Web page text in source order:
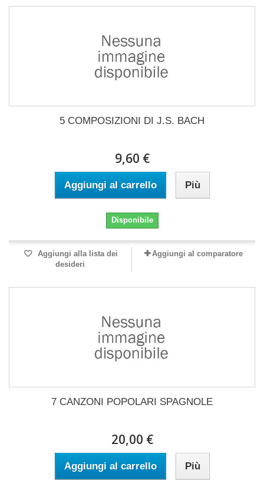
5 COMPOSIZIONI DI J.S. BACH
9,60 €
Aggiungi al carrello Più
Disponibile
Aggiungi alla lista dei
desideri
Aggiungi al comparatore
7 CANZONI POPOLARI SPAGNOLE
20,00 €
Aggiungi al carrello Più